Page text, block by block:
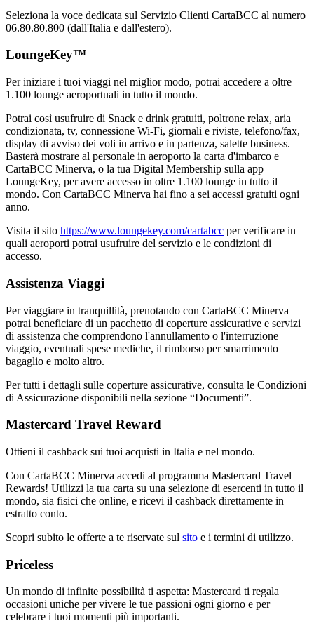
Seleziona la voce dedicata sul Servizio Clienti CartaBCC al numero
06.80.80.800 (dall'Italia e dall'estero).
LoungeKey™
Per iniziare i tuoi viaggi nel miglior modo, potrai accedere a oltre
1.100 lounge aeroportuali in tutto il mondo.
Potrai così usufruire di Snack e drink gratuiti, poltrone relax, aria
condizionata, tv, connessione Wi-Fi, giornali e riviste, telefono/fax,
display di avviso dei voli in arrivo e in partenza, salette business.
Basterà mostrare al personale in aeroporto la carta d'imbarco e
CartaBCC Minerva, o la tua Digital Membership sulla app
LoungeKey, per avere accesso in oltre 1.100 lounge in tutto il
mondo. Con CartaBCC Minerva hai fino a sei accessi gratuiti ogni
anno.
Visita il sito https://www.loungekey.com/cartabcc per verificare in
quali aeroporti potrai usufruire del servizio e le condizioni di
accesso.
Assistenza Viaggi
Per viaggiare in tranquillità, prenotando con CartaBCC Minerva
potrai beneficiare di un pacchetto di coperture assicurative e servizi
di assistenza che comprendono l'annullamento o l'interruzione
viaggio, eventuali spese mediche, il rimborso per smarrimento
bagaglio e molto altro.
Per tutti i dettagli sulle coperture assicurative, consulta le Condizioni
di Assicurazione disponibili nella sezione “Documenti”.
Mastercard Travel Reward
Ottieni il cashback sui tuoi acquisti in Italia e nel mondo.
Con CartaBCC Minerva accedi al programma Mastercard Travel
Rewards! Utilizzi la tua carta su una selezione di esercenti in tutto il
mondo, sia fisici che online, e ricevi il cashback direttamente in
estratto conto.
Scopri subito le offerte a te riservate sul sito e i termini di utilizzo.
Priceless
Un mondo di infinite possibilità ti aspetta: Mastercard ti regala
occasioni uniche per vivere le tue passioni ogni giorno e per
celebrare i tuoi momenti più importanti.